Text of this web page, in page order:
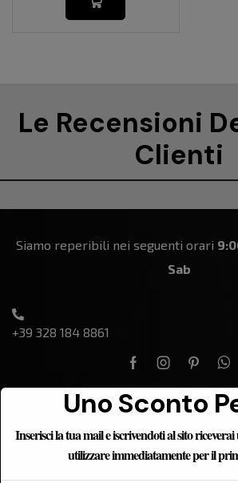
Le Recensioni
Clienti
Siamo reperibili nei seguenti orari
Sab
+39 328 184 8861
ETNICHOME
Home
Uno Sconto
Inserisci la tua mail e iscrivendoti al sito
utilizzare immediatamente per il